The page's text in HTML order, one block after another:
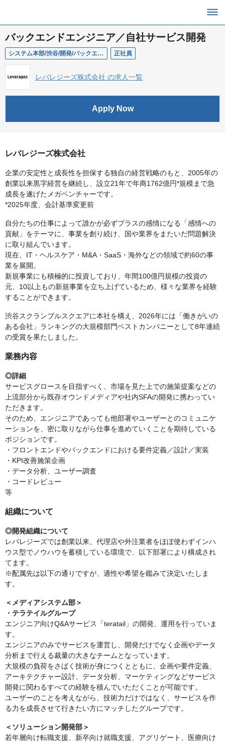
バックエンドエンジニア／自社サービス開発
システム本部/渋谷/開発/バックエンドエンジニア 正社員
レバレジーズ株式会社 の求人一覧
Apply Now
レバレジーズ株式会社
企業の安定性と成長性を担保する独自の経営戦略のもと、2005年の
創業以来黒字経営を継続し、設立21年で年商1762億円*規模まで急
成長を遂げたメガベンチャーです。
*2025年度、会計基準変更前
自分たちの仕事によって誰かが必ずプラスの感情になる「感情への
貢献」をテーマに、事業を創り続け、国や業界をまたいだ問題解決
に取り組んでいます。
現在、IT・ヘルスケア・M&A・SaaS・海外などの領域で約60の事
業を展開。
新規事業にも積極的に投資しており、年間100億円規模の投資の
元、10以上もの新規事業を立ち上げているため、様々な業界を経験
することができます。
渋谷スクランブルスクエアに本社を構え、2026年には「働きがいの
ある会社」ランキングの大規模部門ベストカンパニーとして8年連続
の受賞を果たしました。
業務内容
◎詳細
サービスグロースを目指すべく、市場を見た上での施策提案などの
上流部分から既存オウンドメディアや社内SFAの開発に携わってい
ただきます。
そのため、エンジニアであっても他部署やユーザーとのコミュニケ
ーションを、密に取りながら仕事を進めていくことを期待している
ポジションです。
・フロントエンドやバックエンドにおける要件定義／設計／実装
・KPI改善施策企画
・データ分析、ユーザー調査
・コードレビュー
等
組織について
◎開発組織について
レバレジーズでは創業以来、代理店や外注業者をほぼ使わずインハ
ウス型でノウハウを蓄積している環境で、以下部署により構成され
てます。
※配属先は以下の通りですが、適性や希望を鑑みて決定いたしま
す。
＜メディアシステム部＞
・テラテイルグループ
エンジニア向けQ&Aサービス「teratail」の開発、運用を行っていま
す。
エンジニアのみでサービスを運営し、開発だけでなく企画やデータ
分析まで行える裁量の大きなチームとなっています。
大規模の負荷をさばく技術が身につくとともに、企画や要件定義、
アーキテクチャー設計、データ分析、マーケティングなどサービス
開発に関わるすべての経験を積んでいただくことが可能です。
ユーザーのことを考えながら、技術力だけではなく、サービスを作
る力を成長させて行きたい方にマッチしたグループです。
＜ソリューション開発部＞
若年層向け転職支援、新卒向け就職支援、アグリゲート、医療向け